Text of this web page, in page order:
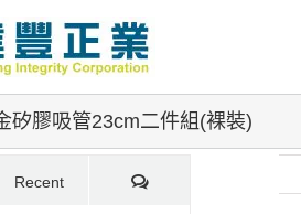
矽膠吸管23cm二件組(裸裝)
Recent Comments